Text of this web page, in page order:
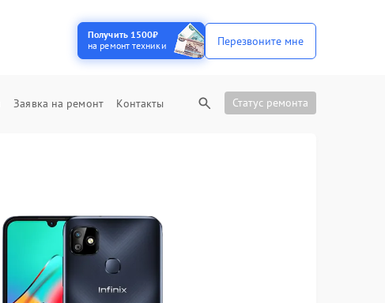
Получить 1500₽
на ремонт техники
Перезвоните мне
Заявка на ремонт Контакты Статус ремонта